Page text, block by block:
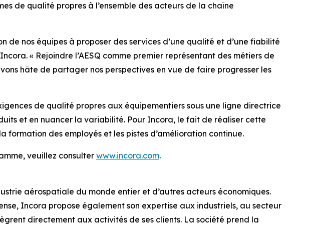
de qualité propres à l’ensemble des acteurs de la chaîne
nos équipes à proposer des services d’une qualité et d’une fiabilité
« Rejoindre l’AESQ comme premier représentant des métiers de
hâte de partager nos perspectives en vue de faire progresser les
de qualité propres aux équipementiers sous une ligne directrice
et en nuancer la variabilité. Pour Incora, le fait de réaliser cette
formation des employés et les pistes d’amélioration continue.
veuillez consulter www.incora.com.
aérospatiale du monde entier et d’autres acteurs économiques.
Incora propose également son expertise aux industriels, au secteur
directement aux activités de ses clients. La société prend la